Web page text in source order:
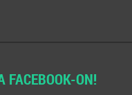
FACEBOOK-ON!